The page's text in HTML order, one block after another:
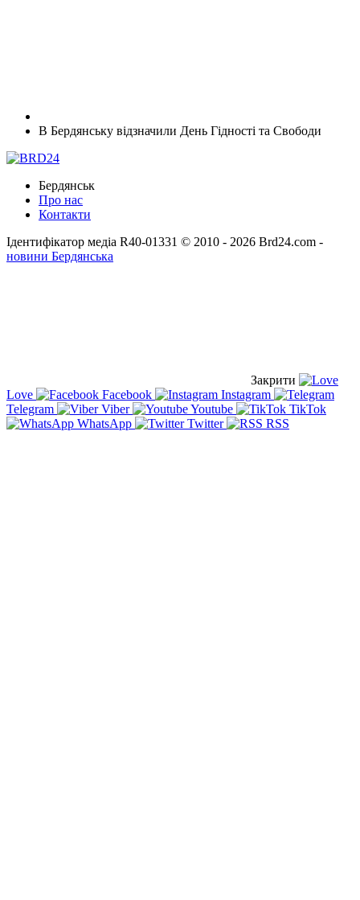
В Бердянську відзначили День Гідності та Свободи
Бердянськ
Про нас
Контакти
Ідентифікатор медіа R40-01331 © 2010 - 2026 Brd24.com -
новини Бердянська
Закрити
Love
Facebook
Instagram
Telegram
Viber Youtube
TikTok
WhatsApp
Twitter RSS